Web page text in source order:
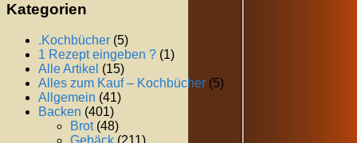
Kategorien
.Kochbücher (5)
1 Rezept eingeben ? (1)
Alle Artikel (15)
Alles zum Kauf – Kochbücher (5)
Allgemein (41)
Backen (401)
Brot(48)